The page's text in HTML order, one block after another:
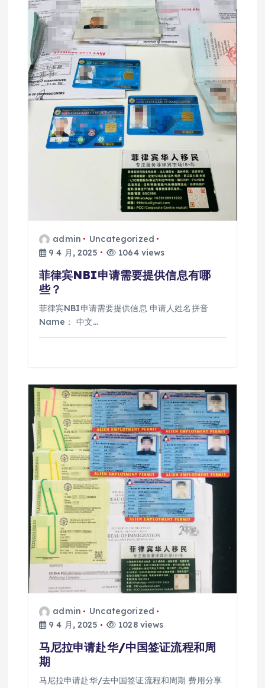
admin
Uncategorized
9 4 月, 2025
1064 views
菲律宾NBI申请需要提供信息有哪
些？
菲律宾NBI申请需要提供信息 申请人姓名拼音
Name： 中文…
admin
Uncategorized
9 4 月, 2025
1028 views
马尼拉申请赴华/中国签证流程和周
期
马尼拉申请赴华/去中国签证流程和周期 费用分享